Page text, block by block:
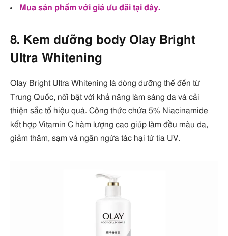
Mua sản phẩm với giá ưu đãi tại đây.
8. Kem dưỡng body Olay Bright
Ultra Whitening
Olay Bright Ultra Whitening là dòng dưỡng thể đến từ
Trung Quốc, nổi bật với khả năng làm sáng da và cải
thiện sắc tố hiệu quả. Công thức chứa 5% Niacinamide
kết hợp Vitamin C hàm lượng cao giúp làm đều màu da,
giảm thâm, sạm và ngăn ngừa tác hại từ tia UV.